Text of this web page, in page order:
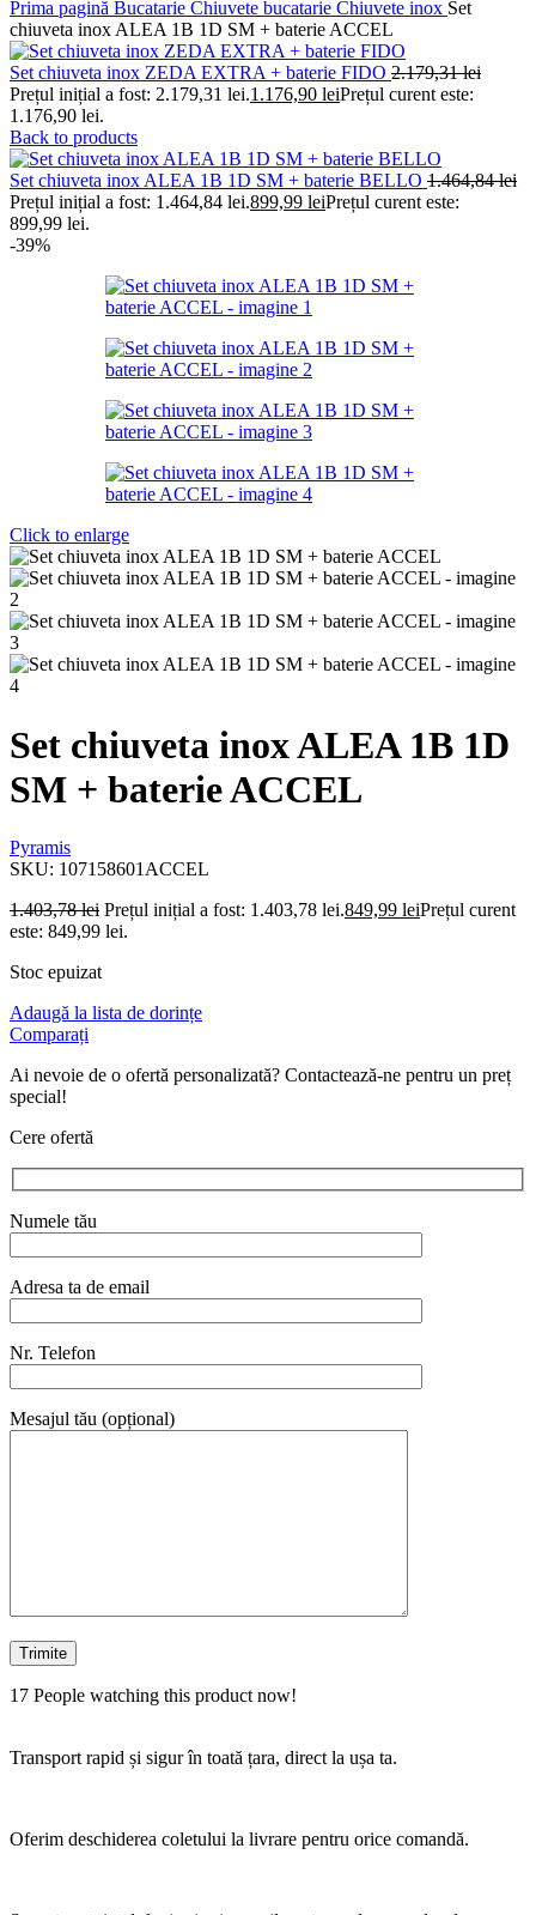
Prima pagină Bucatarie Chiuvete bucatarie Chiuvete inox Set
chiuveta inox ALEA 1B 1D SM + baterie ACCEL
Set chiuveta inox ZEDA EXTRA + baterie FIDO 2.179,31lei
Prețul inițial a fost: 2.179,31 lei.1.176,90 leiPrețul curent este:
1.176,90 lei.
Back to products
Set chiuveta inox ALEA 1B 1D SM + baterie BELLO 1.464,84lei
Prețul inițial a fost: 1.464,84 lei.899,99 leiPrețul curent este:
899,99 lei.
-39%
Click to enlarge
Set chiuveta inox ALEA 1B 1D
SM + baterie ACCEL
Pyramis
SKU: 107158601ACCEL
1.403,78lei Prețul inițial a fost: 1.403,78 lei.849,99 leiPrețul curent
este: 849,99 lei.
Stoc epuizat
Adaugă la lista de dorințe
Comparați
Ai nevoie de o ofertă personalizată? Contactează-ne pentru un preț
special!
Cere ofertă
Numele tău
Adresa ta de email
Nr. Telefon
Mesajul tău (opțional)
17 People watching this product now!
Transport rapid și sigur în toată țara, direct la ușa ta.
Oferim deschiderea coletului la livrare pentru orice comandă.